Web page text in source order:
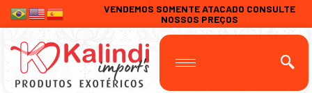
VENDEMOS SOMENTE ATACADO CONSULTE
NOSSOS PREÇOS